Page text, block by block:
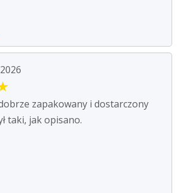
zapakowany i dostarczony
taki, jak opisano.